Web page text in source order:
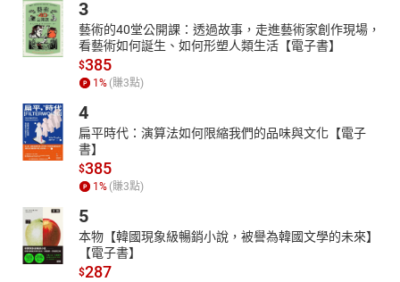
3
藝術的40堂公開課：透過故事，走進藝術家創作現場，
看藝術如何誕生、如何形塑人類生活【電子書】
$385
1 % (賺3點)
4
扁平時代：演算法如何限縮我們的品味與文化【電子
書】
$385
1 % (賺3點)
5
本物【韓國現象級暢銷小說，被譽為韓國文學的未來】
【電子書】
$287